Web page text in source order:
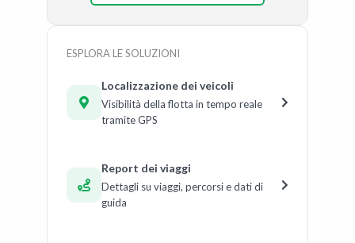
ESPLORA LE SOLUZIONI
Localizzazione dei veicoli
Visibilità della flotta in tempo reale
tramite GPS
Report dei viaggi
Dettagli su viaggi, percorsi e dati di
guida